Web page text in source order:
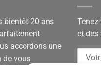
bientôt 20 ans
accordons une
de vous
et des